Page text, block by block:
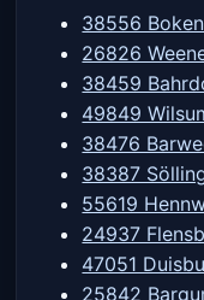
38556
26826
38459
49849
38476
38387
55619
24937
47051
25842